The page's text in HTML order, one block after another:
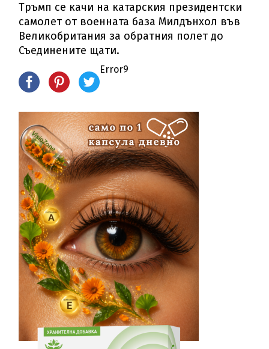
Тръмп се качи на катарския президентски
самолет от военната база Милдънхол във
Великобритания за обратния полет до
Съединените щати.
Error9